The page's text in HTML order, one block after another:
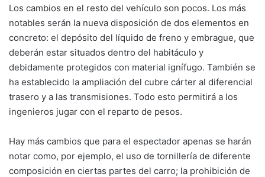
Los cambios en el resto del vehículo son pocos. Los más
notables serán la nueva disposición de dos elementos en
concreto: el depósito del líquido de freno y embrague, que
deberán estar situados dentro del habitáculo y
debidamente protegidos con material ignífugo. También se
ha establecido la ampliación del cubre cárter al diferencial
trasero y a las transmisiones. Todo esto permitirá a los
ingenieros jugar con el reparto de pesos.
Hay más cambios que para el espectador apenas se harán
notar como, por ejemplo, el uso de tornillería de diferente
composición en ciertas partes del carro; la prohibición de